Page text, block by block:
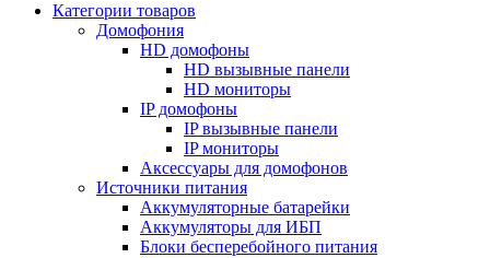
Категории товаров
Домофония
HD домофоны
HD вызывные панели
HD мониторы
IP домофоны
IP вызывные панели
IP мониторы
Аксессуары для домофонов
Источники питания
Аккумуляторные батарейки
Аккумуляторы для ИБП
Блоки бесперебойного питания